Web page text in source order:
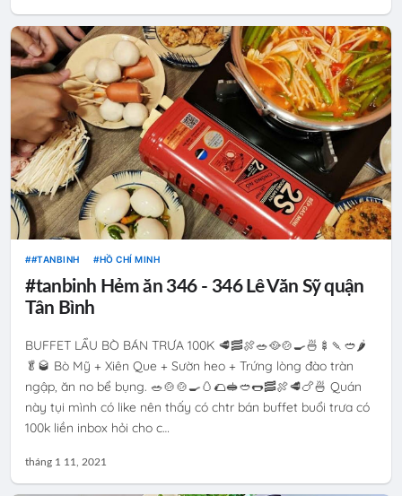
#TANBINH HỒ CHÍ MINH
#tanbinh Hẻm ăn 346 - 346 Lê Văn Sỹ quận
Tân Bình
BUFFET LẨU BÒ BÁN TRƯA 100K 🥩🥓🍖🥗🥘🍲🍳🍜🍢🍡🥙🌶
🥬🥃 Bò Mỹ + Xiên Que + Sườn heo + Trứng lòng đào tràn
ngập, ăn no bể bụng. 🥗🍲🍲🍳🥚🌮🥪🥙🌭🥓🍖🥩🍗🍜 Quán
này tụi mình có like nên thấy có chtr bán buffet buổi trưa có
100k liền inbox hỏi cho c…
tháng 1 11, 2021